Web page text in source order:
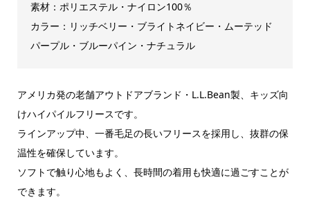
素材：ポリエステル・ナイロン100％
カラー：リッチベリー・ブライトネイビー・ムーテッド
パープル・ブルーパイン・ナチュラル
アメリカ発の老舗アウトドアブランド・L.L.Bean製、キッズ向
けハイパイルフリースです。
ラインアップ中、一番毛足の長いフリースを採用し、抜群の保
温性を確保しています。
ソフトで触り心地もよく、長時間の着用も快適に過ごすことが
できます。